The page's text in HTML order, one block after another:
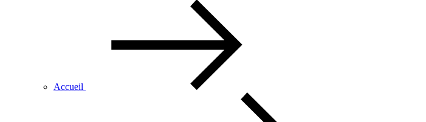
Accueil